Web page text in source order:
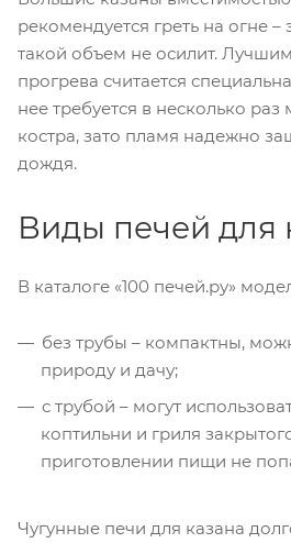
рекомендуется греть на огне –
такой объем не осилит.
прогрева считается
нее требуется в несколько
костра, зато пламя надежно
дождя.
Виды печей для
В каталоге «100 печей.ру»
без трубы – компактны,
природу и дачу;
с трубой – могут
коптильни и гриля
приготовлении пищи не
Чугунные печи для казана